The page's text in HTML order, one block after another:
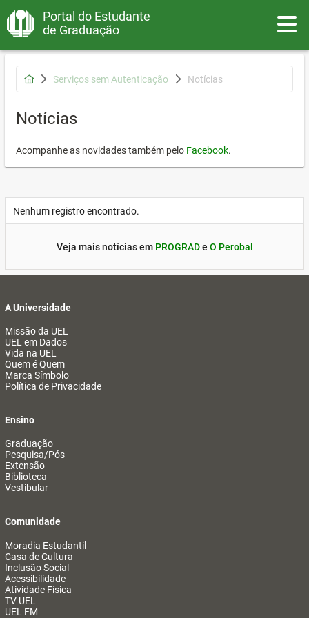
Portal do Estudante
de Graduação
Serviços sem Autenticação Notícias
Notícias
Acompanhe as novidades também pelo Facebook.
Nenhum registro encontrado.
Veja mais notícias em PROGRADe O Perobal
A Universidade
Missão da UEL
UEL em Dados
Vida na UEL
Quem é Quem
Marca Símbolo
Política de Privacidade
Ensino
Graduação
Pesquisa/Pós
Extensão
Biblioteca
Vestibular
Comunidade
Moradia Estudantil
Casa de Cultura
Inclusão Social
Acessibilidade
Atividade Física
TV UEL
UEL FM